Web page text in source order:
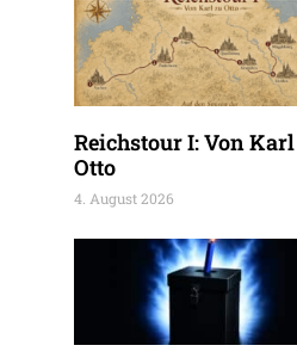
Reichstour I: Von
Otto
4. August 2026